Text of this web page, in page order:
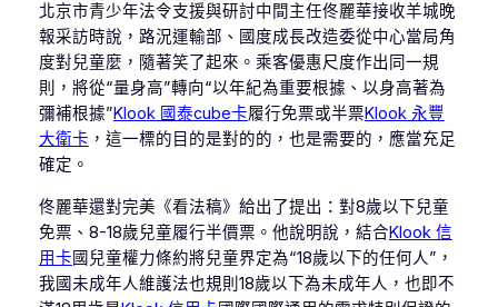
北京市青少年法令支援與研討中間主任佟麗華接收羊城晚
報采訪時說，路況運輸部、國度成長改造委從中心當局角
度對兒童麼，隨著笑了起來。乘客優惠尺度作出同一規
則，將從“量身高”轉向“以年紀為重要根據、以身高著為
彌補根據”Klook 國泰cube卡履行免票或半票Klook 永豐
大衛卡 ，這一標的目的是對的的，也是需要的，應當充足
確定。
佟麗華還對完美《看法稿》給出了提出：對8歲以下兒童
免票、8-18歲兒童履行半價票。他說明說，結合Klook 信
用卡國兒童權力條約將兒童界定為“18歲以下的任何人”，
我國未成年人維護法也規則18歲以下為未成年人，也即不